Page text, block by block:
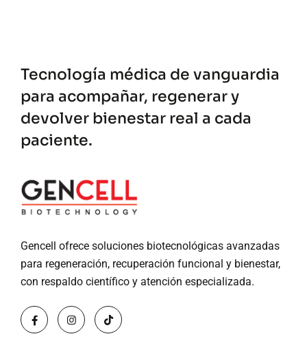
Tecnología médica de vanguardia
para acompañar, regenerar y
devolver bienestar real a cada
paciente.
Gencell ofrece soluciones biotecnológicas avanzadas
para regeneración, recuperación funcional y bienestar,
con respaldo científico y atención especializada.